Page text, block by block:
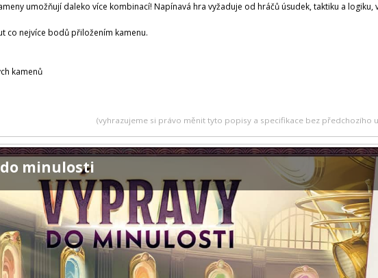
umožňují daleko více kombinací! Napínavá hra vyžaduje od hráčů úsudek, taktiku a logiku,
co nejvíce bodů přiložením kamenu.
kamenů
(vyhrazujeme si právo měnit tyto popisy a specifikace bez předchozího
minulosti